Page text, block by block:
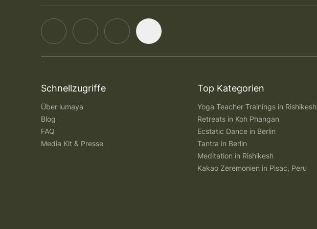
Schnellzugriffe
Über lumaya
Blog
FAQ
Media Kit & Presse
Top Kategorien
Yoga Teacher Trainings in Rishikesh
Retreats in Koh Phangan
Ecstatic Dance in Berlin
Tantra in Berlin
Meditation in Rishikesh
Kakao Zeremonien in Pisac, Peru